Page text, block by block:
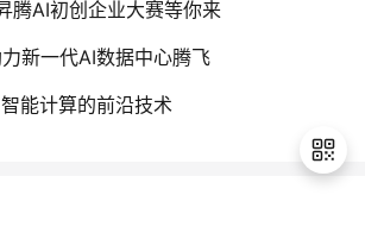
腾AI初创企业大赛等你来
新一代AI数据中心腾飞
能计算的前沿技术